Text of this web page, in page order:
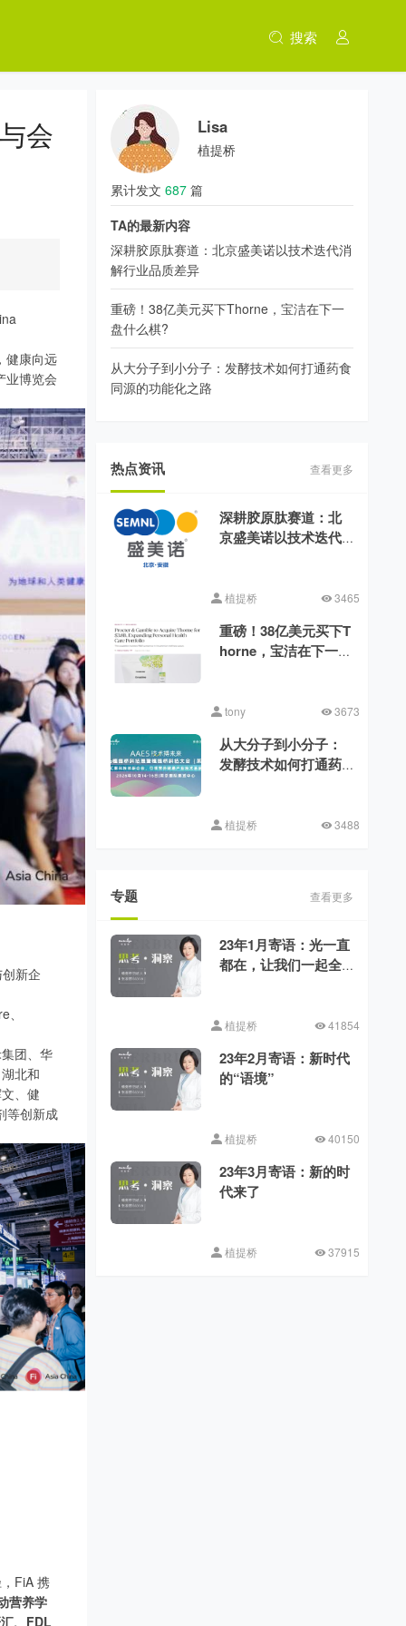
搜索
会
健康向远
业博览会
新企
团、华
北和
、健
等创新成
FiA 携
营养学
、FDL
Lisa
植提桥
累计发文 687 篇
TA的最新内容
深耕胶原肽赛道：北京盛美诺以技术迭代消
解行业品质差异
重磅！38亿美元买下Thorne，宝洁在下一
盘什么棋?
从大分子到小分子：发酵技术如何打通药食
同源的功能化之路
热点资讯 查看更多
深耕胶原肽赛道：北
京盛美诺以技术迭代
植提桥 3465
重磅！38亿美元买下T
horne，宝洁在下一盘
tony 3673
从大分子到小分子：
发酵技术如何打通药
植提桥 3488
专题 查看更多
23年1月寄语：光一直
都在，让我们一起全
植提桥 41854
23年2月寄语：新时代
的“语境”
植提桥 40150
23年3月寄语：新的时
代来了
植提桥 37915